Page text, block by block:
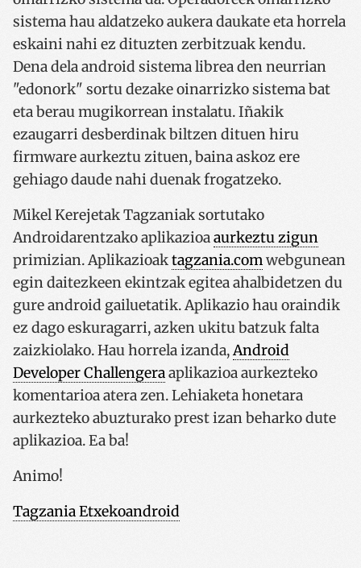
sistema hau aldatzeko aukera daukate eta horrela
eskaini nahi ez dituzten zerbitzuak kendu.
Dena dela android sistema librea den neurrian
"edonork" sortu dezake oinarrizko sistema bat
eta berau mugikorrean instalatu. Iñakik
ezaugarri desberdinak biltzen dituen hiru
firmware aurkeztu zituen, baina askoz ere
gehiago daude nahi duenak frogatzeko.
Mikel Kerejetak Tagzaniak sortutako
Androidarentzako aplikazioaaurkeztu zigun
primizian. Aplikazioaktagzania.comwebgunean
egin daitezkeen ekintzak egitea ahalbidetzen du
gure android gailuetatik. Aplikazio hau oraindik
ez dago eskuragarri, azken ukitu batzuk falta
zaizkiolako. Hau horrela izanda,Android
Developer Challengeraaplikazioa aurkezteko
komentarioa atera zen. Lehiaketa honetara
aurkezteko abuzturako prest izan beharko dute
aplikazioa. Ea ba!
Animo!
Tagzania Etxekoandroid